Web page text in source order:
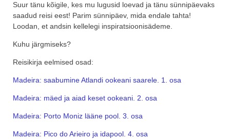
Suur tänu kõigile, kes mu lugusid loevad ja tänu sünnipäevaks
saadud reisi eest! Parim sünnipäev, mida endale tahta!
Loodan, et andsin kellelegi inspiratsioonisädeme.
Kuhu järgmiseks?
Reisikirja eelmised osad:
Madeira: saabumine Atlandi ookeani saarele. 1. osa
Madeira: mäed ja aiad keset ookeani. 2. osa
Madeira: Porto Moniz lääne pool. 3. osa
Madeira: Pico do Arieiro ja idapool. 4. osa